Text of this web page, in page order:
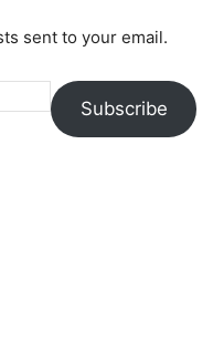
sent to your email.
Subscribe